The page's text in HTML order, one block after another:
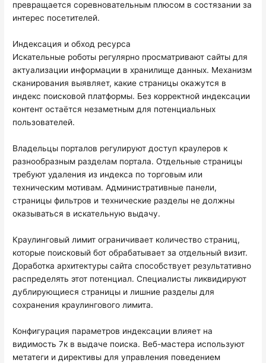
превращается соревновательным плюсом в состязании за
интерес посетителей.
Индексация и обход ресурса
Искательные роботы регулярно просматривают сайты для
актуализации информации в хранилище данных. Механизм
сканирования выявляет, какие страницы окажутся в
индекс поисковой платформы. Без корректной индексации
контент остаётся незаметным для потенциальных
пользователей.
Владельцы порталов регулируют доступ краулеров к
разнообразным разделам портала. Отдельные страницы
требуют удаления из индекса по торговым или
техническим мотивам. Административные панели,
страницы фильтров и технические разделы не должны
оказываться в искательную выдачу.
Краулинговый лимит ограничивает количество страниц,
которые поисковый бот обрабатывает за отдельный визит.
Доработка архитектуры сайта способствует результативно
распределять этот потенциал. Специалисты ликвидируют
дублирующиеся страницы и лишние разделы для
сохранения краулингового лимита.
Конфигурация параметров индексации влияет на
видимость 7к в выдаче поиска. Веб-мастера используют
метатеги и директивы для управления поведением